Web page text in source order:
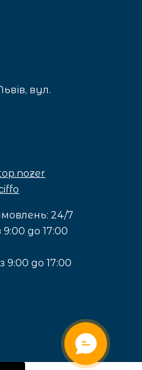
вул.
24/7
до 17:00
до 17:00